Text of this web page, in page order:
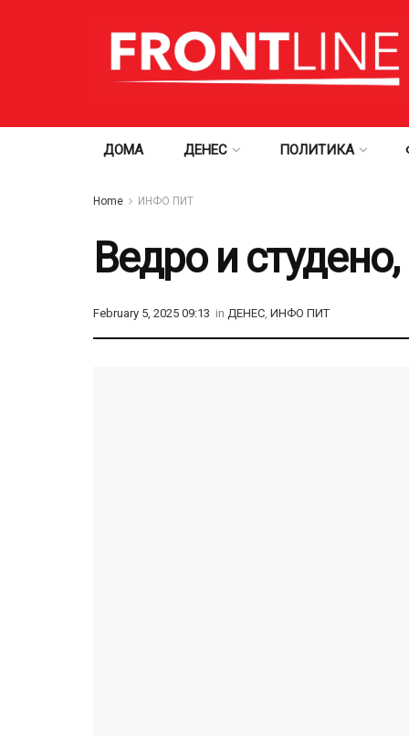
ДОМА ДЕНЕС ПОЛИТИКА
Home ИНФО ПИТ
Ведро и
February 5, 2025 09:13 in ДЕНЕС, ИНФО ПИТ